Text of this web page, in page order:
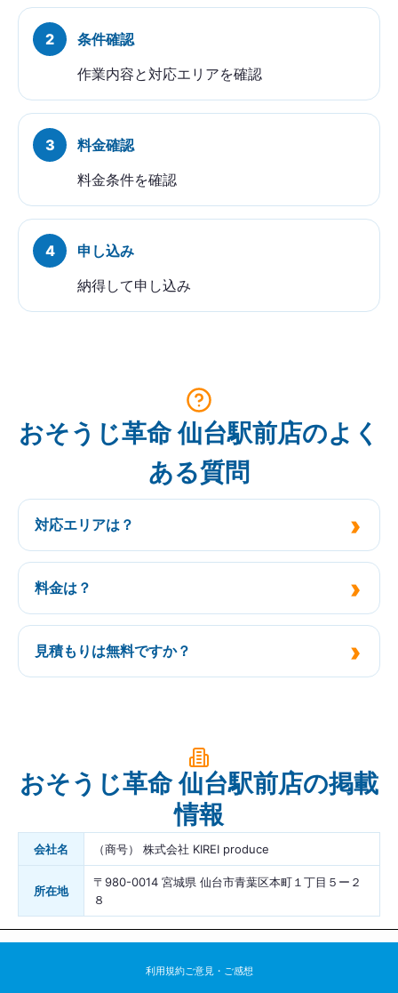
条件確認
作業内容と対応エリアを確認
料金確認
料金条件を確認
申し込み
納得して申し込み
おそうじ革命 仙台駅前店のよく
ある質問
対応エリアは？
料金は？
見積もりは無料ですか？
おそうじ革命 仙台駅前店の掲載
情報
会社名 （商号） 株式会社 KIREI produce
所在地
〒980-0014 宮城県 仙台市青葉区本町１丁目５ー２
８
利用規約ご意見・ご感想